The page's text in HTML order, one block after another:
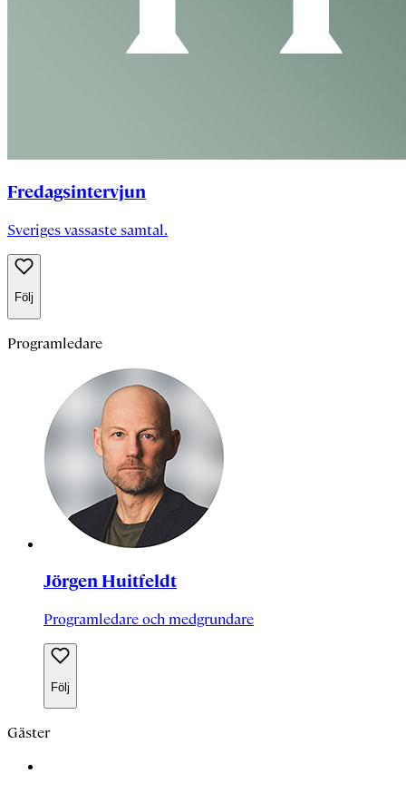
Fredagsintervjun
Sveriges vassaste samtal.
Följ
Programledare
Jörgen Huitfeldt
Programledare och medgrundare
Följ
Gäster